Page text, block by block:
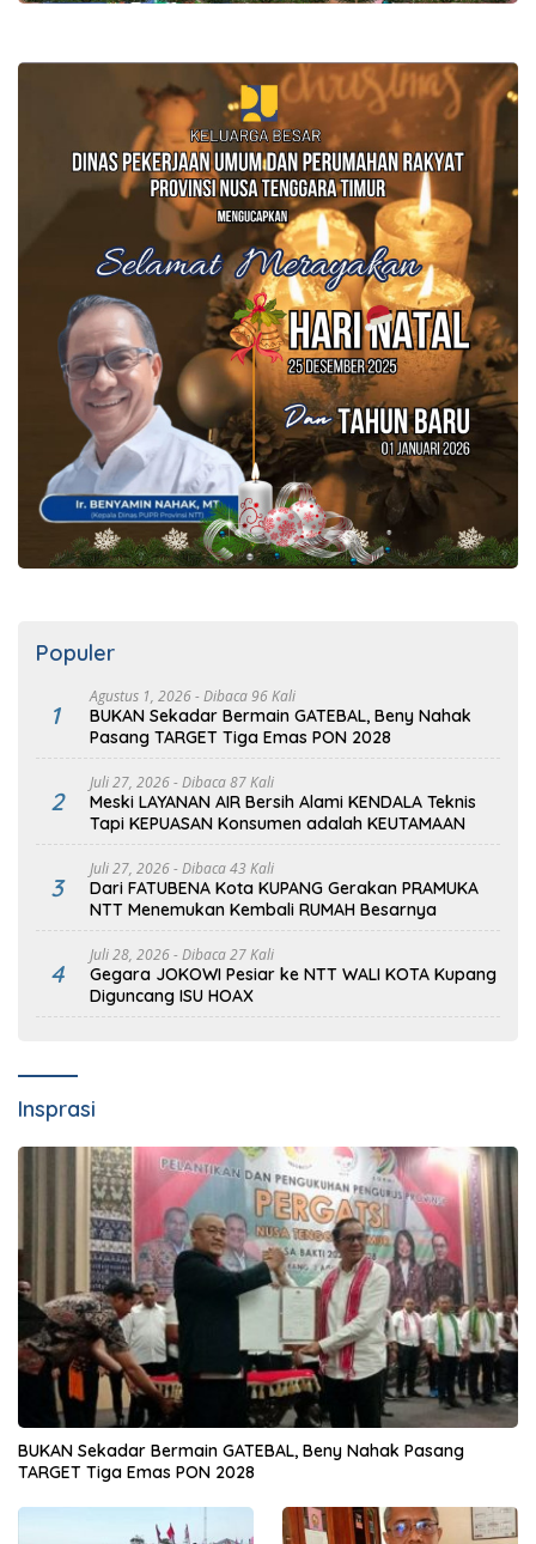
Populer
1
Agustus 1, 2026- Dibaca 96 Kali
BUKAN Sekadar Bermain GATEBAL, Beny Nahak
Pasang TARGET Tiga Emas PON 2028
2
Juli 27, 2026- Dibaca 87 Kali
Meski LAYANAN AIR Bersih Alami KENDALA Teknis
Tapi KEPUASAN Konsumen adalah KEUTAMAAN
3
Juli 27, 2026- Dibaca 43 Kali
Dari FATUBENA Kota KUPANG Gerakan PRAMUKA
NTT Menemukan Kembali RUMAH Besarnya
4
Juli 28, 2026- Dibaca 27 Kali
Gegara JOKOWI Pesiar ke NTT WALI KOTA Kupang
Diguncang ISU HOAX
Insprasi
BUKAN Sekadar Bermain GATEBAL, Beny Nahak Pasang
TARGET Tiga Emas PON 2028